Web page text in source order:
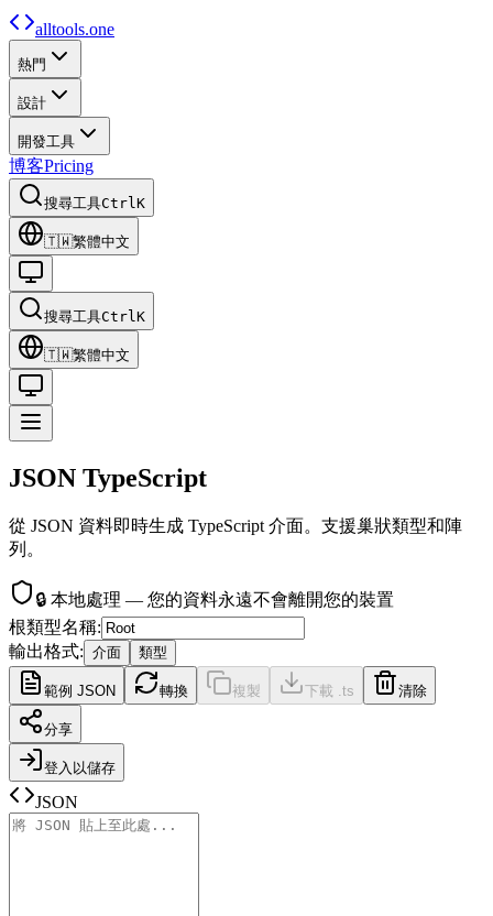
alltools.one
熱門
設計
開發工具
博客Pricing
搜尋工具CtrlK
🇹🇼繁體中文
搜尋工具CtrlK
🇹🇼繁體中文
JSON TypeScript
從 JSON 資料即時生成 TypeScript 介面。支援巢狀類型和陣
列。
🔒 本地處理 — 您的資料永遠不會離開您的裝置
根類型名稱:
輸出格式: 介面 類型
範例 JSON 轉換 複製 下載 .ts 清除
分享
登入以儲存
JSON